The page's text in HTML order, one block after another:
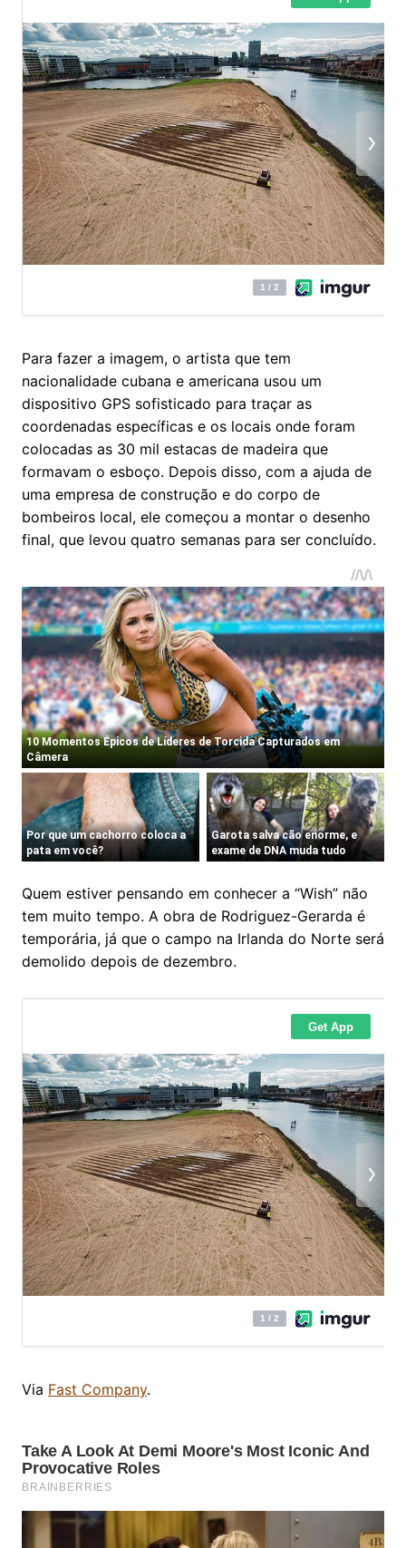
Para fazer a imagem, o artista que tem
nacionalidade cubana e americana usou um
dispositivo GPS sofisticado para traçar as
coordenadas específicas e os locais onde foram
colocadas as 30 mil estacas de madeira que
formavam o esboço. Depois disso, com a ajuda de
uma empresa de construção e do corpo de
bombeiros local, ele começou a montar o desenho
final, que levou quatro semanas para ser concluído.
Quem estiver pensando em conhecer a “Wish” não
tem muito tempo. A obra de Rodriguez-Gerarda é
temporária, já que o campo na Irlanda do Norte será
demolido depois de dezembro.
Via Fast Company.